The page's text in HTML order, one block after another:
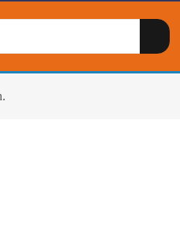
của bạn.